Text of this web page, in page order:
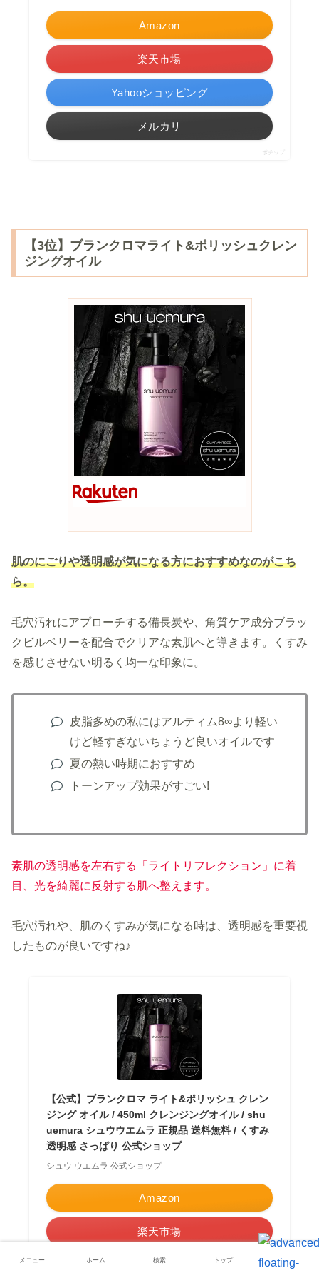
Amazon
楽天市場
Yahooショッピング
メルカリ
ポチップ
【3位】ブランクロマライト&ポリッシュクレン
ジングオイル
肌のにごりや透明感が気になる方におすすめなのがこち
ら。
毛穴汚れにアプローチする備長炭や、角質ケア成分ブラッ
クビルベリーを配合でクリアな素肌へと導きます。くすみ
を感じさせない明るく均一な印象に。
皮脂多めの私にはアルティム8∞より軽い
けど軽すぎないちょうど良いオイルです
夏の熱い時期におすすめ
トーンアップ効果がすごい!
素肌の透明感を左右する「ライトリフレクション」に着
目
光を綺麗に反射する肌へ整えます。
毛穴汚れや、肌のくすみが気になる時は、透明感を重要視
したものが良いですね♪
【公式】ブランクロマ ライト&ポリッシュ クレン
ジング オイル / 450ml クレンジングオイル / shu
uemura シュウウエムラ 正規品 送料無料 / くすみ
透明感 さっぱり 公式ショップ
シュウ ウエムラ 公式ショップ
Amazon
楽天市場
Yahooショッピング
メニュー ホーム 検索 トップ サイドバー